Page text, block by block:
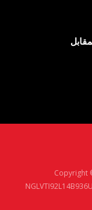
Copyright